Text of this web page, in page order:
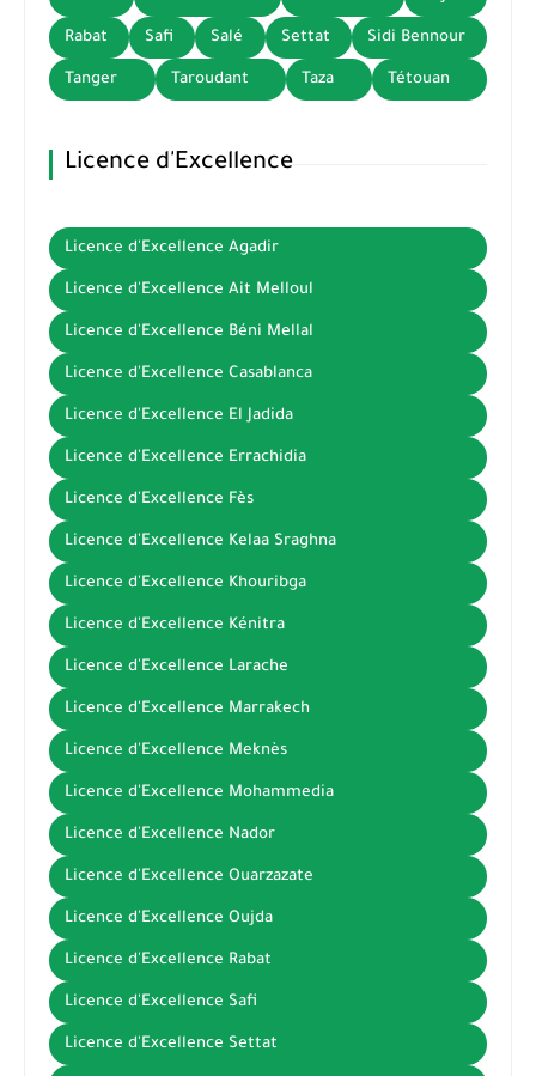
Rabat Safi Salé Settat Sidi Bennour
Tanger Taroudant Taza Tétouan
Licence d'Excellence
Licence d'Excellence Agadir
Licence d'Excellence Ait Melloul
Licence d'Excellence Béni Mellal
Licence d'Excellence Casablanca
Licence d'Excellence El Jadida
Licence d'Excellence Errachidia
Licence d'Excellence Fès
Licence d'Excellence Kelaa Sraghna
Licence d'Excellence Khouribga
Licence d'Excellence Kénitra
Licence d'Excellence Larache
Licence d'Excellence Marrakech
Licence d'Excellence Meknès
Licence d'Excellence Mohammedia
Licence d'Excellence Nador
Licence d'Excellence Ouarzazate
Licence d'Excellence Oujda
Licence d'Excellence Rabat
Licence d'Excellence Safi
Licence d'Excellence Settat